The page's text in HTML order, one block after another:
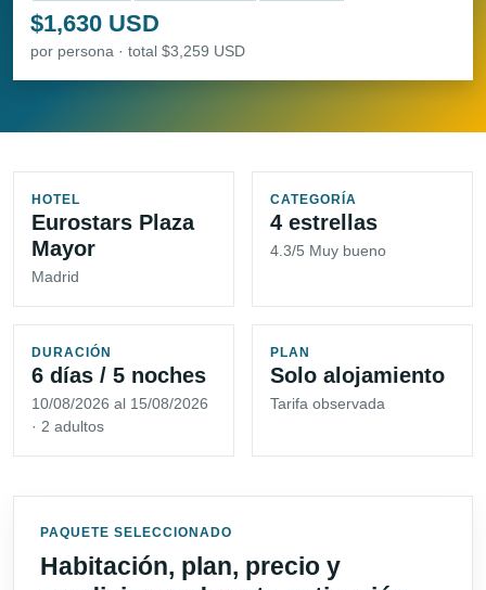
$1,630 USD
por persona · total $3,259 USD
HOTEL
Eurostars Plaza
Mayor
Madrid
CATEGORÍA
4 estrellas
4.3/5 Muy bueno
DURACIÓN
6 días / 5 noches
10/08/2026 al 15/08/2026
· 2 adultos
PLAN
Solo alojamiento
Tarifa observada
PAQUETE SELECCIONADO
Habitación, plan, precio y